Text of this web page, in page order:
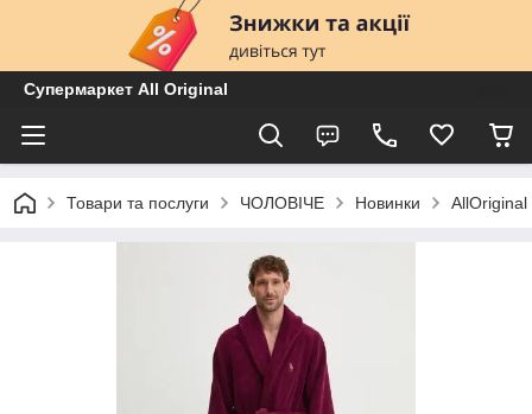
Супермаркет All Original
Товари та послуги ЧОЛОВІЧЕ Новинки